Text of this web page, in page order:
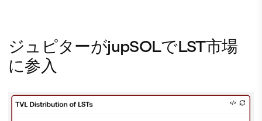
ジュピターがjupSOLでLST市場
に参入